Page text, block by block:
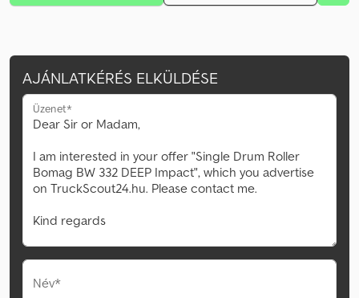
AJÁNLATKÉRÉS ELKÜLDÉSE
Üzenet*
Név*